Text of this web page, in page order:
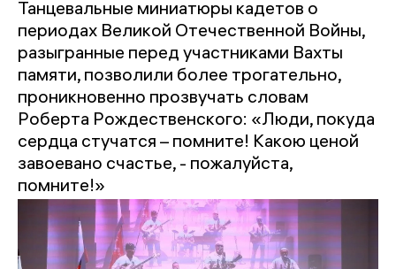
Танцевальные миниатюры кадетов о
периодах Великой Отечественной Войны,
разыгранные перед участниками Вахты
памяти, позволили более трогательно,
проникновенно прозвучать словам
Роберта Рождественского: «Люди, покуда
сердца стучатся – помните! Какою ценой
завоевано счастье, - пожалуйста,
помните!»